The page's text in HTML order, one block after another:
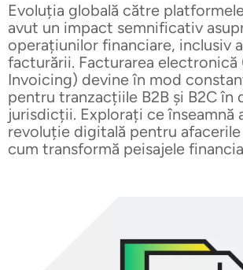
Evoluția globală către
avut un impact semnificativ
operațiunilor financiare, inclusiv
facturării. Facturarea electronică
Invoicing) devine în mod
pentru tranzacțiile B2B și B2C în
jurisdicții. Explorați ce înseamnă
revoluție digitală pentru afacerile
cum transformă peisajele